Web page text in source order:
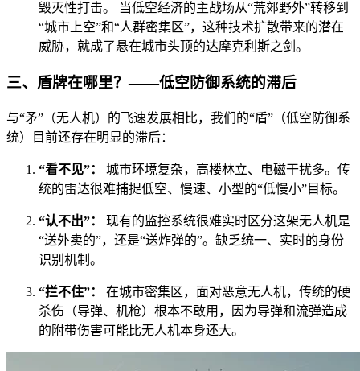
毁灭性打击。 当低空经济的主战场从“荒郊野外”转移到
“城市上空”和“人群密集区”，这种技术扩散带来的潜在
威胁，就成了悬在城市头顶的达摩克利斯之剑。
三、盾牌在哪里？——低空防御系统的滞后
与“矛”（无人机）的飞速发展相比，我们的“盾”（低空防御系
统）目前还存在明显的滞后：
“看不见”：
城市环境复杂，高楼林立、电磁干扰多。传
统的雷达很难捕捉低空、慢速、小型的“低慢小”目标。
“认不出”：
现有的监控系统很难实时区分这架无人机是
“送外卖的”，还是“送炸弹的”。缺乏统一、实时的身份
识别机制。
“拦不住”：
在城市密集区，面对恶意无人机，传统的硬
杀伤（导弹、机枪）根本不敢用，因为导弹和流弹造成
的附带伤害可能比无人机本身还大。